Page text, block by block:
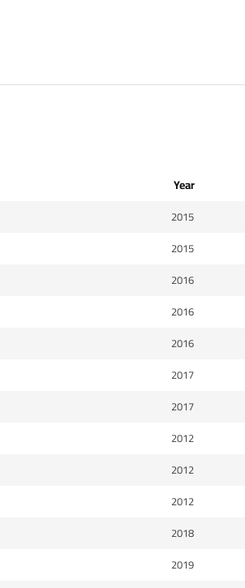
Year
2015
2015
2016
2016
2016
2017
2017
2012
2012
2012
2018
2019